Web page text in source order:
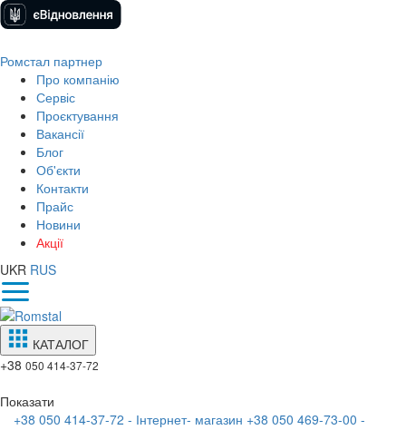
Ромстал партнер
Про компанію
Сервіс
Проєктування
Вакансії
Блог
Об'єкти
Контакти
Прайс
Новини
Акції
UKR RUS
КАТАЛОГ
+38 050 414-37-72
Показати
+38 050 414-37-72 - Інтернет- магазин +38 050 469-73-00 -